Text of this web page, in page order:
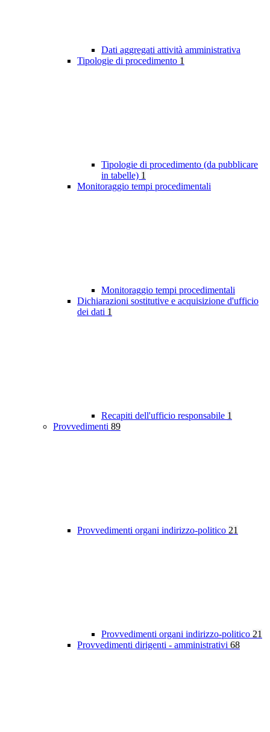
Dati aggregati attività amministrativa
Tipologie di procedimento 1
Tipologie di procedimento (da pubblicare
in tabelle) 1
Monitoraggio tempi procedimentali
Monitoraggio tempi procedimentali
Dichiarazioni sostitutive e acquisizione d'ufficio
dei dati 1
Recapiti dell'ufficio responsabile 1
Provvedimenti 89
Provvedimenti organi indirizzo-politico 21
Provvedimenti organi indirizzo-politico 21
Provvedimenti dirigenti - amministrativi 68